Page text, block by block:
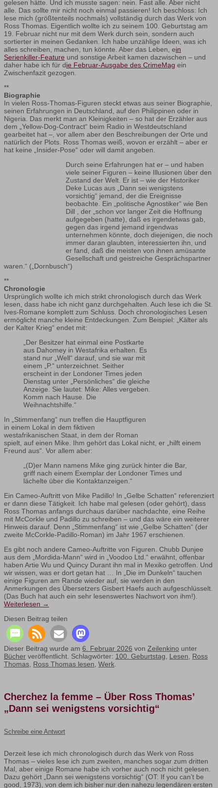
gelesen hätte. Und ich musste sagen: nein. Fast alle. Aber nicht
alle. Das sollte mir nicht noch einmal passieren! Ich beschloss: Ich
lese mich (größtenteils nochmals) vollständig durch das Werk von
Ross Thomas. Eigentlich wollte ich zu seinem 100. Geburtstag am
19. Februar nicht nur mit dem Werk durch sein, sondern auch
sortierter in meinen Gedanken. Ich habe unzählige Ideen, was ich
alles schreiben, machen, tun könnte. Aber das Leben, ein
Serienkiller-Feature und sonstige Arbeit kamen dazwischen – und
daher habe ich für die Februar-Ausgabe des CrimeMag ein
Zwischenfazit gezogen.
**
Biographie
In vielen Ross-Thomas-Figuren steckt etwas aus seiner Biographie,
seinen Erfahrungen in Deutschland, auf den Philippinen oder in
Nigeria. Das merkt man an Kleinigkeiten – so hat der Erzähler aus
dem „Yellow-Dog-Contract“ beim Radio in Westdeutschland
gearbeitet hat –, vor allem aber den Beschreibungen der Orte und
natürlich der Plots. Ross Thomas weiß, wovon er erzählt – aber er
hat keine „Insider-Pose“ oder will damit angeben.
Durch seine Erfahrungen hat er – und haben
viele seiner Figuren – keine Illusionen über den
Zustand der Welt. Er ist – wie der Historiker
Deke Lucas aus „Dann sei wenigstens
vorsichtig“ jemand, der die Ereignisse
beobachte. Ein „politische Agnostiker“ wie Ben
Dill , der „schon vor langer Zeit die Hoffnung
aufgegeben (hatte), daß es irgendetwas gab,
gegen das irgend jemand irgendwas
unternehmen könnte, doch diejenigen, die noch
immer daran glaubten, interessierten ihn, und
er fand, daß die meisten von ihnen amüsante
Gesellschaft und geistreiche Gesprächspartner
waren.“ („Dornbusch“)
**
Chronologie
Ursprünglich wollte ich mich strikt chronologisch durch das Werk
lesen, dass habe ich nicht ganz durchgehalten. Auch lese ich die St.
Ives-Romane komplett zum Schluss. Doch chronologisches Lesen
ermöglicht manche kleine Entdeckungen. Zum Beispiel: „Kälter als
der Kalter Krieg“ endet mit:
„Der Besitzer hat einmal eine Postkarte
aus Dahomey in Westafrika erhalten. Es
stand nur „Well“ darauf, und sie war mit
einem „P.“ unterzeichnet. Seither
erscheint in der Londoner Times jeden
Dienstag unter „Persönliches“ die gleiche
Anzeige. Sie lautet: Mike: Alles vergeben.
Komm nach Hause. Die
Weihnachtshilfe.“
In „Stimmenfang“ nun treffen die Hauptfiguren
in einem Lokal in dem fiktiven
westafrikanischen Staat, in dem der Roman
spielt, auf einen Mike. Ihm gehört das Lokal nicht, er „hilft einem
Freund aus“. Vor allem aber:
„(D)er Mann namens Mike ging zurück hinter die Bar,
griff nach einem Exemplar der Londoner Times und
lächelte über die Kontaktanzeigen.“
Ein Cameo-Auftritt von Mike Padillo! In „Gelbe Schatten“ referenziert
er dann diese Tätigkeit. Ich habe mal gelesen (oder gehört), dass
Ross Thomas anfangs durchaus darüber nachdachte, eine Reihe
mit McCorkle und Padillo zu schreiben – und das wäre ein weiterer
Hinweis darauf. Denn „Stimmenfang“ ist wie „Gelbe Schatten“ (der
zweite McCorkle-Padillo-Roman) im Jahr 1967 erschienen.
Es gibt noch andere Cameo-Auftritte von Figuren. Chubb Dunjee
aus dem „Mordida-Mann“ wird in „Voodoo Ltd.“ erwähnt, offenbar
haben Artie Wu und Quincy Durant ihn mal in Mexiko getroffen. Und
wir wissen, was er dort getan hat … In „Die im Dunkeln“ tauchen
einige Figuren am Rande wieder auf, sie werden in den
Anmerkungen des Übersetzers Gisbert Haefs auch aufgeschlüsselt.
(Das Buch hat auch ein sehr lesenswertes Nachwort von ihm!).
Weiterlesen →
Diesen Beitrag teilen
Dieser Beitrag wurde am 6. Februar 2026 von Zeilenkino unter
Bücher veröffentlicht. Schlagwörter: 100. Geburtstag, Lesen, Ross
Thomas, Ross Thomas lesen, Werk.
Cherchez la femme – Über Ross Thomas’
„Dann sei wenigstens vorsichtig“
Schreibe eine Antwort
Derzeit lese ich mich chronologisch durch das Werk von Ross
Thomas – vieles lese ich zum zweiten, manches sogar zum dritten
Mal, aber einige Romane habe ich vorher auch noch nicht gelesen.
Dazu gehört „Dann sei wenigstens vorsichtig“ (OT: If you can’t be
good, 1973), von dem ich bisher nur den nahezu legendären ersten